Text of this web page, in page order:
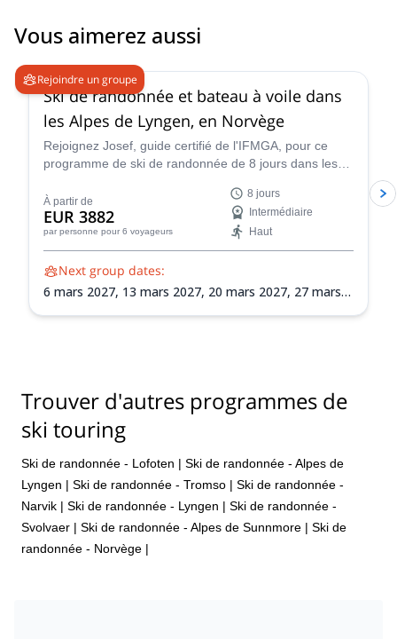
Vous aimerez aussi
Rejoindre un groupe
Ski de randonnée et bateau à voile dans
les Alpes de Lyngen, en Norvège
Rejoignez Josef, guide certifié de l'IFMGA, pour ce
programme de ski de randonnée de 8 jours dans les
Norvège !
À partir de
EUR 3882
par personne pour 6 voyageurs
8 jours
Intermédiaire
Haut
Next group dates:
6 mars 2027, 13 mars 2027, 20 mars 2027, 27 mars
Trouver d'autres programmes de
ski touring
Ski de randonnée - Lofoten | Ski de randonnée - Alpes de
Lyngen | Ski de randonnée - Tromso | Ski de randonnée -
Narvik | Ski de randonnée - Lyngen | Ski de randonnée -
Svolvaer | Ski de randonnée - Alpes de Sunnmore | Ski de
randonnée - Norvège |